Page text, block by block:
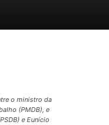
o ministro da
(PMDB), e
e Eunício